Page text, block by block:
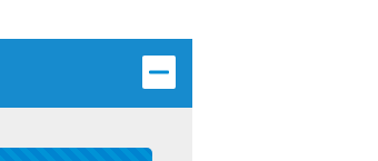
の見直しで40万円得した話
分で借りられるカードローン
覧